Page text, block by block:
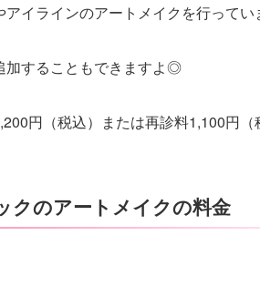
イラインのアートメイクを行ってい
加することもできますよ◎
円（税込）または再診料1,100円（
クのアートメイクの料金